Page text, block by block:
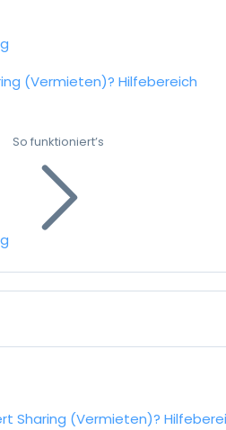
(Vermieten)? Hilfebereich
So funktioniert’s
Sharing (Vermieten)?